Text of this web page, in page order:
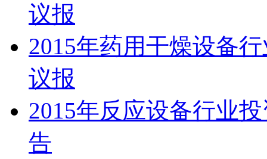
议报
2015年药用干燥设备
议报
2015年反应设备行业
告